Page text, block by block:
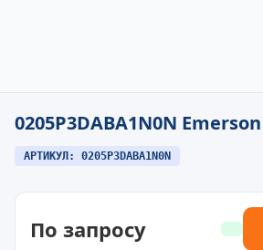
0205P3DABA1N0N Emerson
АРТИКУЛ: 0205P3DABA1N0N
По запросу